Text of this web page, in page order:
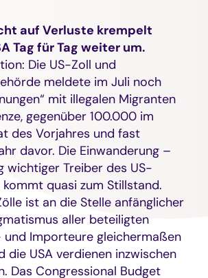
auf Verluste krempelt
Tag für Tag weiter um.
Die US-Zoll und
meldete im Juli noch
mit illegalen Migranten
gegenüber 100.000 im
des Vorjahres und fast
davor. Die Einwanderung –
wichtiger Treiber des US-
quasi zum Stillstand.
ist an die Stelle anfänglicher
aller beteiligten
Importeure gleichermaßen
die USA verdienen inzwischen
Das Congressional Budget